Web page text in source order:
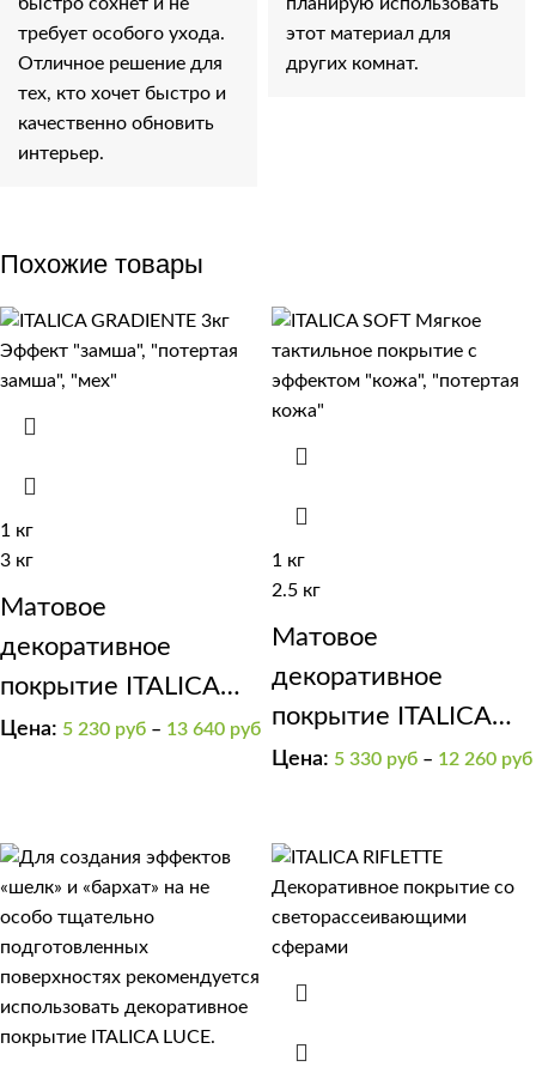
быстро сохнет и не
требует особого ухода.
Отличное решение для
тех, кто хочет быстро и
качественно обновить
интерьер.
планирую использовать
этот материал для
других комнат.
Похожие товары
1 кг
3 кг
Матовое
декоративное
покрытие ITALICA
GRADIENTE эффект
Цена: 5 230 руб – 13 640 руб
1 кг
2.5 кг
Матовое
декоративное
покрытие ITALICA
SOFT
Цена: 5 330 руб – 12 260 руб